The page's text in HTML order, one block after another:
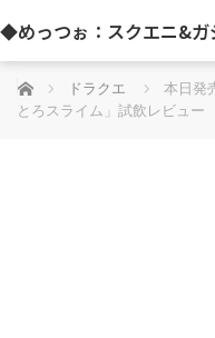
◆めっつぉ：スクエニ&ガ
ホーム ドラクエ
本日発
とろスライム」試飲レビュー